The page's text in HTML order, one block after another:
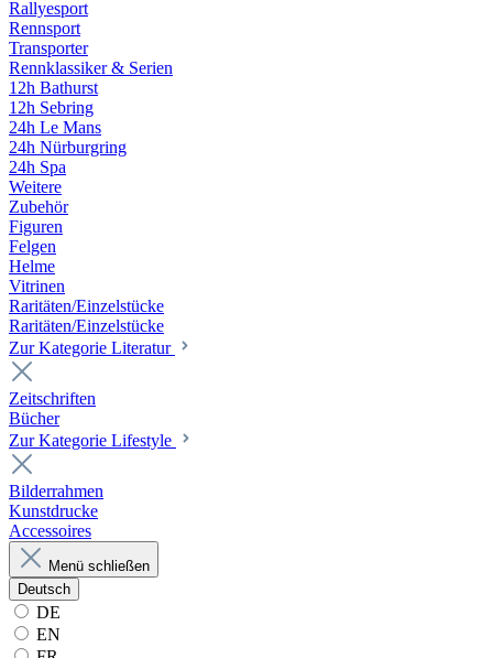
Rallyesport
Rennsport
Transporter
Rennklassiker & Serien
12h Bathurst
12h Sebring
24h Le Mans
24h Nürburgring
24h Spa
Weitere
Zubehör
Figuren
Felgen
Helme
Vitrinen
Raritäten/Einzelstücke
Raritäten/Einzelstücke
Zur Kategorie Literatur
Zeitschriften
Bücher
Zur Kategorie Lifestyle
Bilderrahmen
Kunstdrucke
Accessoires
Menü schließen
Deutsch
DE
EN